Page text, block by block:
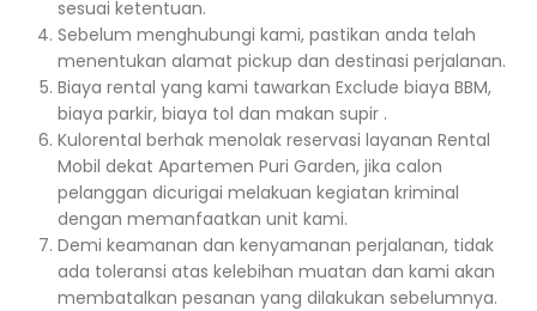
sesuai ketentuan.
Sebelum menghubungi kami, pastikan anda telah
menentukan alamat pickup dan destinasi perjalanan.
Biaya rental yang kami tawarkan Exclude biaya BBM,
biaya parkir, biaya tol dan makan supir .
Kulorental berhak menolak reservasi layanan Rental
Mobil dekat Apartemen Puri Garden, jika calon
pelanggan dicurigai melakuan kegiatan kriminal
dengan memanfaatkan unit kami.
Demi keamanan dan kenyamanan perjalanan, tidak
ada toleransi atas kelebihan muatan dan kami akan
membatalkan pesanan yang dilakukan sebelumnya.